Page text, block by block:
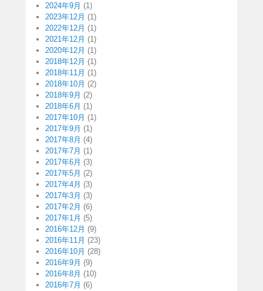
2024年9月 (1)
2023年12月 (1)
2022年12月 (1)
2021年12月 (1)
2020年12月 (1)
2018年12月 (1)
2018年11月 (1)
2018年10月 (2)
2018年9月 (2)
2018年6月 (1)
2017年10月 (1)
2017年9月 (1)
2017年8月 (4)
2017年7月 (1)
2017年6月 (3)
2017年5月 (2)
2017年4月 (3)
2017年3月 (3)
2017年2月 (6)
2017年1月 (5)
2016年12月 (9)
2016年11月 (23)
2016年10月 (28)
2016年9月 (9)
2016年8月 (10)
2016年7月 (6)